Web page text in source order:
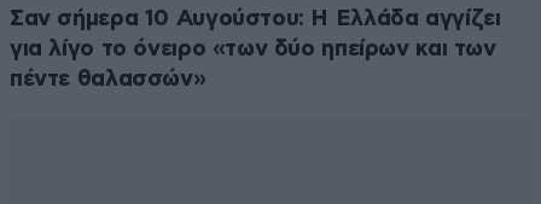
Σαν σήμερα 10 Αυγούστου: Η Ελλάδα αγγίζει
για λίγο το όνειρο «των δύο ηπείρων και των
πέντε θαλασσών»